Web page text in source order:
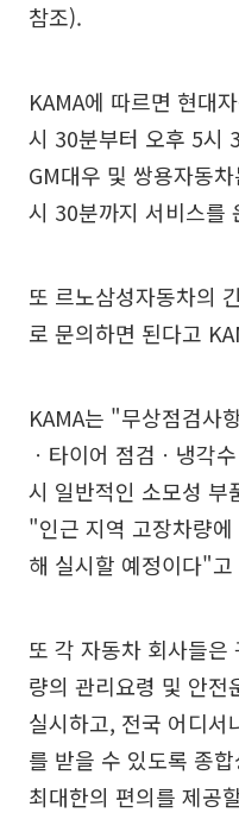
참조).
KAMA에 따르면 현대
시 30분부터 오후 5시
GM대우 및 쌍용자동
시 30분까지 서비스를
또 르노삼성자동차의
로 문의하면 된다고
KAMA는 "무상점검사
ㆍ타이어 점검ㆍ냉각
시 일반적인 소모성 부
"인근 지역 고장차량
해 실시할 예정이다"고
또 각 자동차 회사들은
량의 관리요령 및 안전
실시하고, 전국 어디서
를 받을 수 있도록 종
최대한의 편의를 제공